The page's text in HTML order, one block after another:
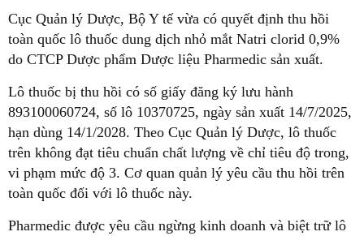
Cục Quản lý Dược, Bộ Y tế vừa có quyết định thu hồi
toàn quốc lô thuốc dung dịch nhỏ mắt Natri clorid 0,9%
do CTCP Dược phẩm Dược liệu Pharmedic sản xuất.
Lô thuốc bị thu hồi có số giấy đăng ký lưu hành
893100060724, số lô 10370725, ngày sản xuất 14/7/2025,
hạn dùng 14/1/2028. Theo Cục Quản lý Dược, lô thuốc
trên không đạt tiêu chuẩn chất lượng về chỉ tiêu độ trong,
vi phạm mức độ 3. Cơ quan quản lý yêu cầu thu hồi trên
toàn quốc đối với lô thuốc này.
Pharmedic được yêu cầu ngừng kinh doanh và biệt trữ lô